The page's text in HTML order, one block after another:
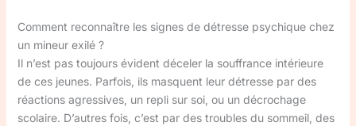
Comment reconnaître les signes de détresse psychique chez
un mineur exilé ?
Il n’est pas toujours évident déceler la souffrance intérieure
de ces jeunes. Parfois, ils masquent leur détresse par des
réactions agressives, un repli sur soi, ou un décrochage
scolaire. D’autres fois, c’est par des troubles du sommeil, des